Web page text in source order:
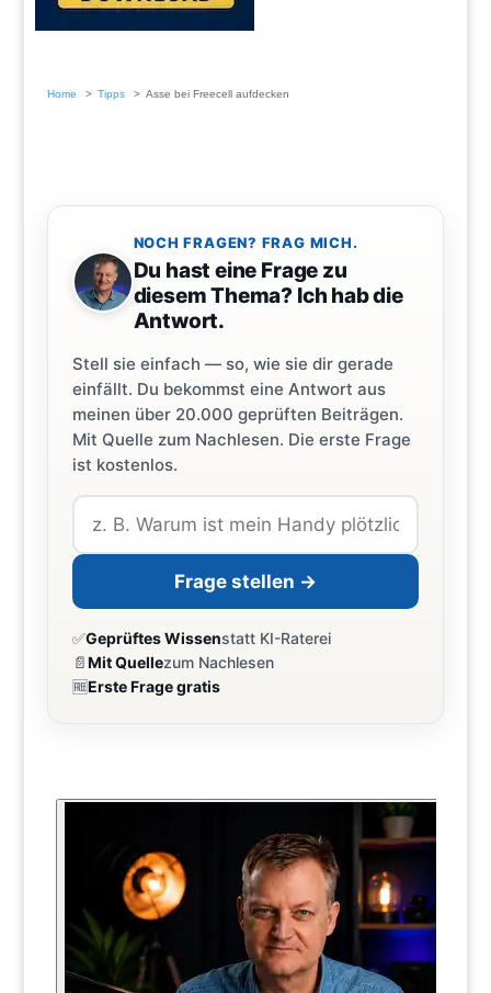
Home Tipps Asse bei Freecell aufdecken
NOCH FRAGEN? FRAG MICH.
Du hast eine Frage zu
diesem Thema? Ich hab die
Antwort.
Stell sie einfach — so, wie sie dir gerade
einfällt. Du bekommst eine Antwort aus
meinen über 20.000 geprüften Beiträgen.
Mit Quelle zum Nachlesen. Die erste Frage
ist kostenlos.
Frage stellen →
✅Geprüftes Wissenstatt KI-Raterei
📄Mit Quellezum Nachlesen
🆓Erste Frage gratis